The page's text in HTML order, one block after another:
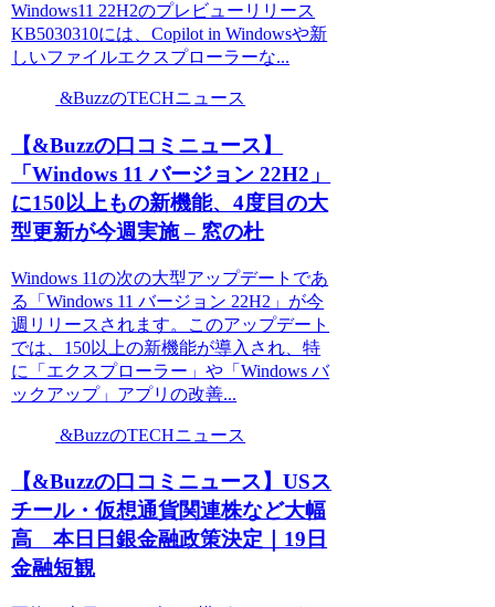
Windows11 22H2のプレビューリリース
KB5030310には、Copilot in Windowsや新
しいファイルエクスプローラーな...
&BuzzのTECHニュース
【&Buzzの口コミニュース】
「Windows 11 バージョン 22H2」
に150以上もの新機能、4度目の大
型更新が今週実施 – 窓の杜
Windows 11の次の大型アップデートであ
る「Windows 11 バージョン 22H2」が今
週リリースされます。このアップデート
では、150以上の新機能が導入され、特
に「エクスプローラー」や「Windows バ
ックアップ」アプリの改善...
&BuzzのTECHニュース
【&Buzzの口コミニュース】USス
チール・仮想通貨関連株など大幅
高 本日日銀金融政策決定｜19日
金融短観